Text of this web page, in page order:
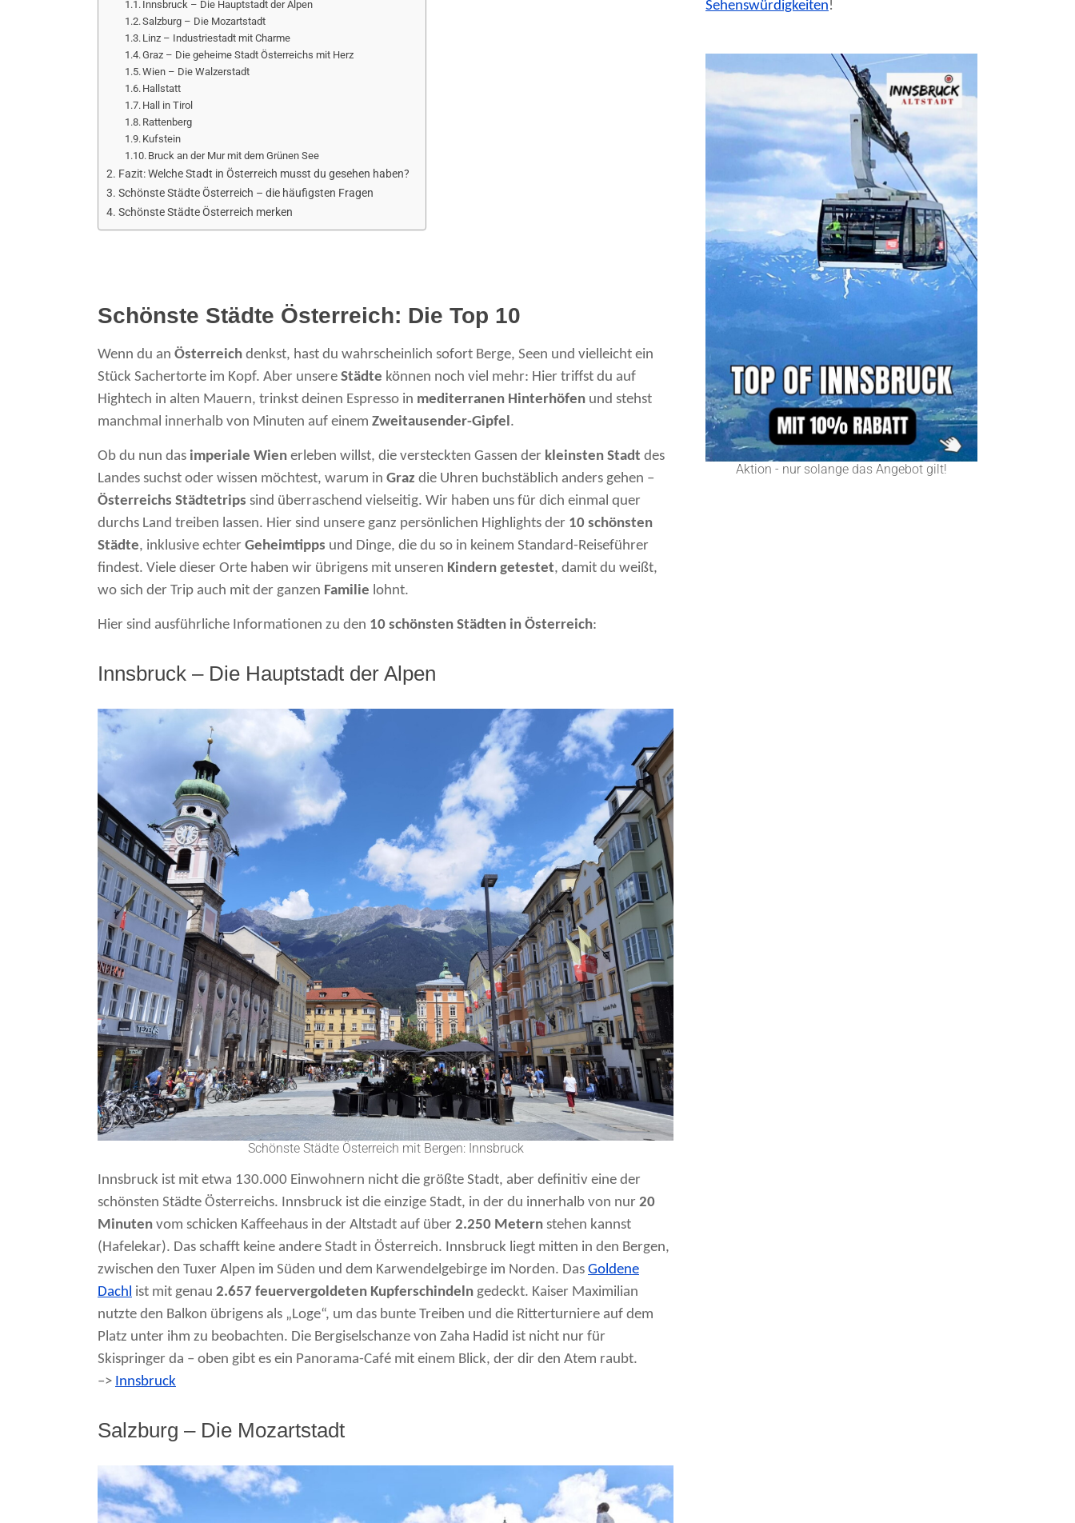
Innsbruck – Die Hauptstadt der Alpen
Salzburg – Die Mozartstadt
Linz – Industriestadt mit Charme
Graz – Die geheime Stadt Österreichs mit Herz
Wien – Die Walzerstadt
Hallstatt
Hall in Tirol
Rattenberg
Kufstein
Bruck an der Mur mit dem Grünen See
Fazit: Welche Stadt in Österreich musst du gesehen haben?
Schönste Städte Österreich – die häufigsten Fragen
Schönste Städte Österreich merken
Schönste Städte Österreich: Die Top 10
Wenn du an Österreich denkst, hast du wahrscheinlich sofort Berge, Seen und vielleicht ein
Stück Sachertorte im Kopf. Aber unsere Städte können noch viel mehr: Hier triffst du auf
Hightech in alten Mauern, trinkst deinen Espresso in mediterranen Hinterhöfen und stehst
manchmal innerhalb von Minuten auf einem Zweitausender-Gipfel.
Ob du nun das imperiale Wien erleben willst, die versteckten Gassen der kleinsten Stadt des
Landes suchst oder wissen möchtest, warum in Graz die Uhren buchstäblich anders gehen –
Österreichs Städtetrips sind überraschend vielseitig. Wir haben uns für dich einmal quer
durchs Land treiben lassen. Hier sind unsere ganz persönlichen Highlights der 10 schönsten
Städte, inklusive echter Geheimtipps und Dinge, die du so in keinem Standard-Reiseführer
findest. Viele dieser Orte haben wir übrigens mit unseren Kindern getestet, damit du weißt,
wo sich der Trip auch mit der ganzen Familie lohnt.
Hier sind ausführliche Informationen zu den 10 schönsten Städten in Österreich:
Innsbruck – Die Hauptstadt der Alpen
Schönste Städte Österreich mit Bergen: Innsbruck
Innsbruck ist mit etwa 130.000 Einwohnern nicht die größte Stadt, aber definitiv eine der
schönsten Städte Österreichs. Innsbruck ist die einzige Stadt, in der du innerhalb von nur 20
Minuten vom schicken Kaffeehaus in der Altstadt auf über 2.250 Metern stehen kannst
(Hafelekar). Das schafft keine andere Stadt in Österreich. Innsbruck liegt mitten in den Bergen,
zwischen den Tuxer Alpen im Süden und dem Karwendelgebirge im Norden. Das Goldene
Dachl ist mit genau 2.657 feuervergoldeten Kupferschindeln gedeckt. Kaiser Maximilian
nutzte den Balkon übrigens als „Loge“, um das bunte Treiben und die Ritterturniere auf dem
Platz unter ihm zu beobachten. Die Bergiselschanze von Zaha Hadid ist nicht nur für
Skispringer da – oben gibt es ein Panorama-Café mit einem Blick, der dir den Atem raubt.
–> Innsbruck
Salzburg – Die Mozartstadt
Sehenswürdigkeiten!
Aktion - nur solange das Angebot gilt!